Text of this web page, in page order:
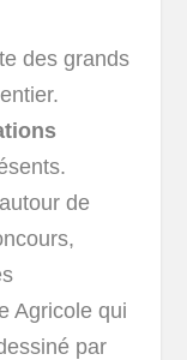
des grands
de
Agricole qui
par